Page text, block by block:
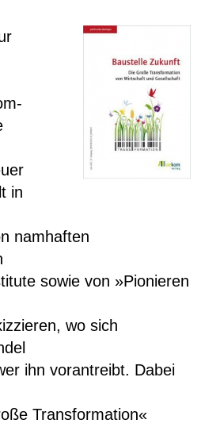
in
namhaften
sowie von »Pionieren
wo sich
ihn vorantreibt. Dabei
Transformation«